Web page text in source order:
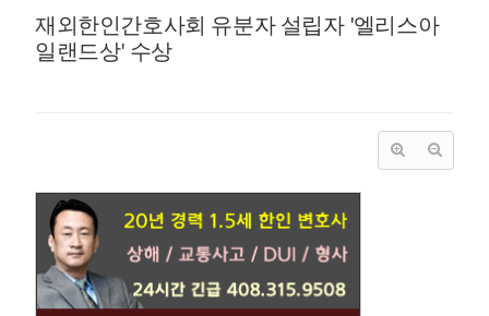
재외한인간호사회 유분자 설립자 '엘리스아
일랜드상' 수상